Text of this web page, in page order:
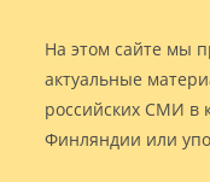
На этом сайте мы
актуальные
российских СМИ в
Финляндии или